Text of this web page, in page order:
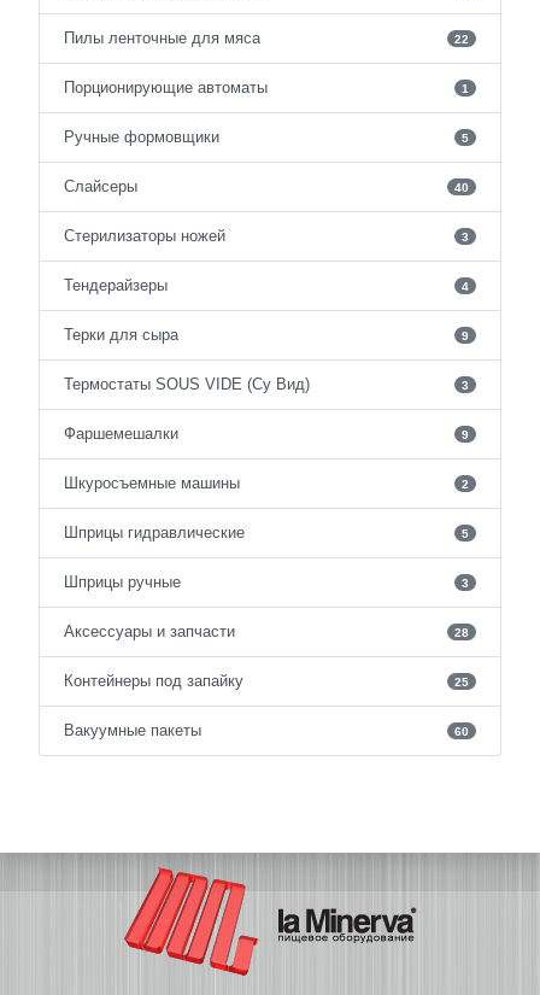
Пилы ленточные для мяса 22
Порционирующие автоматы 1
Ручные формовщики 5
Слайсеры 40
Стерилизаторы ножей 3
Тендерайзеры 4
Терки для сыра 9
Термостаты SOUS VIDE (Су Вид) 3
Фаршемешалки 9
Шкуросъемные машины 2
Шприцы гидравлические 5
Шприцы ручные 3
Аксессуары и запчасти 28
Контейнеры под запайку 25
Вакуумные пакеты 60